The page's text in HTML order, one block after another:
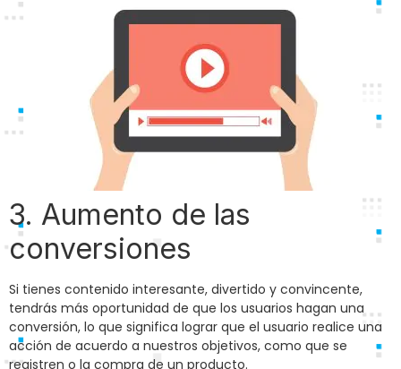
3. Aumento de las
conversiones
Si tienes contenido interesante, divertido y convincente,
tendrás más oportunidad de que los usuarios hagan una
conversión, lo que significa lograr que el usuario realice una
acción de acuerdo a nuestros objetivos, como que se
registren o la compra de un producto.